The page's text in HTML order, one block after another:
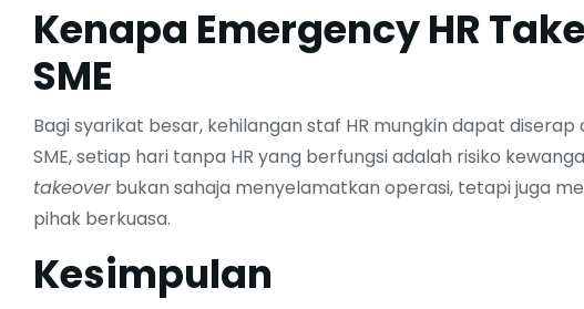
Kenapa Emergency HR
SME
Bagi syarikat besar, kehilangan staf HR mungkin dapat
SME, setiap hari tanpa HR yang berfungsi adalah risiko
takeoverbukan sahaja menyelamatkan operasi, tetapi juga
pihak berkuasa.
Kesimpulan